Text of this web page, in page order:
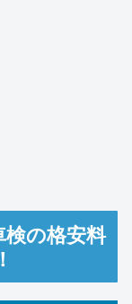
の格安料